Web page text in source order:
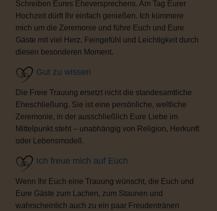
Schreiben Eures Eheversprechens. Am Tag Eurer
Hochzeit dürft Ihr einfach genießen. Ich kümmere
mich um die Zeremonie und führe Euch und Eure
Gäste mit viel Herz, Feingefühl und Leichtigkeit durch
diesen besonderen Moment.
Gut zu wissen
Die Freie Trauung ersetzt nicht die standesamtliche
Eheschließung. Sie ist eine persönliche, weltliche
Zeremonie, in der ausschließlich Eure Liebe im
Mittelpunkt steht – unabhängig von Religion, Herkunft
oder Lebensmodell.
Ich freue mich auf Euch
Wenn Ihr Euch eine Trauung wünscht, die Euch und
Eure Gäste zum Lachen, zum Staunen und
wahrscheinlich auch zu ein paar Freudentränen